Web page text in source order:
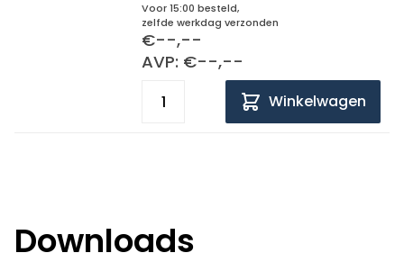
Voor 15:00 besteld,
zelfde werkdag verzonden
€--,--
AVP: €--,--
Winkelwagen
Downloads